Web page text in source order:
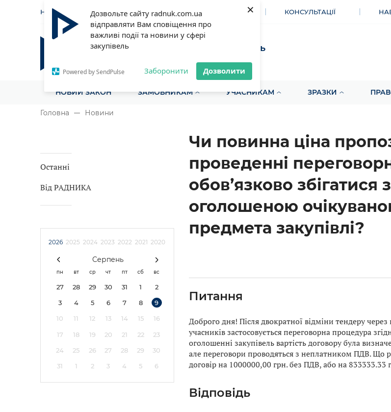
Дозвольте сайту radnuk.com.ua
відправляти Вам сповіщення про
важливі події та новини у сфері
закупівель
Powered by SendPulse Заборонити Дозволити
×
НОВИНИ СТАТТІ ІНСТРУМЕНТИ КОНСУЛЬТАЦІЇ
Радник у сфері публічних закупівель
НОВИЙ ЗАКОН ЗАМОВНИКАМ УЧАСНИКАМ ЗРАЗКИ
Головна Новини
Останні
Від РАДНИКА
2026 2025 2024 2023 2022 2021 2020
Серпень
пн вт ср чт пт сб вс
27 28 29 30 31 1 2
3 4 5 6 7 8 9
10 11 12 13 14 15 16
17 18 19 20 21 22 23
24 25 26 27 28 29 30
31 1 2 3 4 5 6
Чи повинна ціна
проведенні
обов’язково збігатися
оголошеною
предмета закупівлі?
Питання
Доброго дня! Після двократної відміни тендеру через
учасників застосовується переговорна процедура
оголошенні закупівель вартість договору була
але переговори проводяться з неплатником ПДВ. Що
договір на 1000000,00 грн. без ПДВ, або на 833333.33
Відповідь